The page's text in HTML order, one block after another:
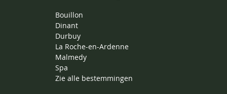
Bouillon
Dinant
Durbuy
La Roche-en-Ardenne
Malmedy
Spa
Zie alle bestemmingen